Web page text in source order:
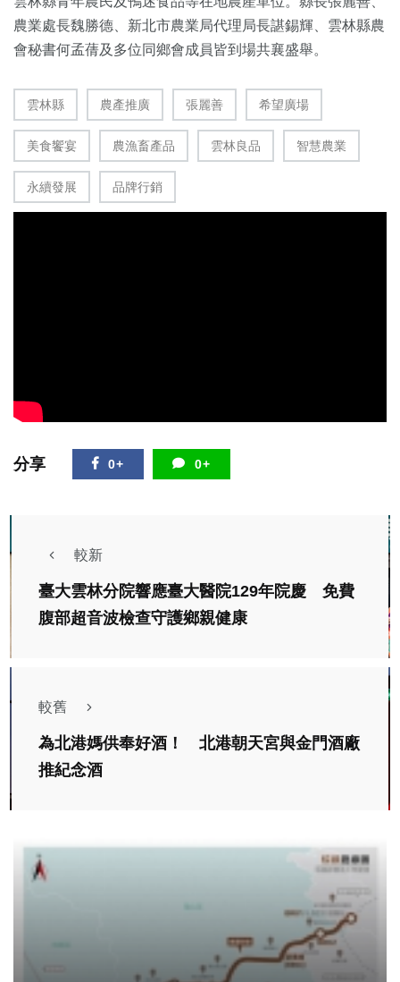
農業處長魏勝德、新北市農業局代理局長諶錫輝、雲林縣農
會秘書何孟蒨及多位同鄉會成員皆到場共襄盛舉。
雲林縣 農產推廣 張麗善 希望廣場
美食饗宴 農漁畜產品 雲林良品 智慧農業
永續發展 品牌行銷
分享 0+ 0+
較新
臺大雲林分院響應臺大醫院129年院慶 免費
腹部超音波檢查守護鄉親健康
較舊
為北港媽供奉好酒！ 北港朝天宮與金門酒廠
推紀念酒